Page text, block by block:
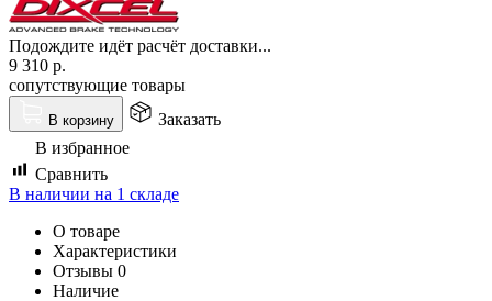
Подождите идёт расчёт доставки...
9 310 р.
сопутствующие товары
В корзину
Заказать
В избранное
Сравнить
В наличии на 1 складе
О товаре
Характеристики
Отзывы 0
Наличие